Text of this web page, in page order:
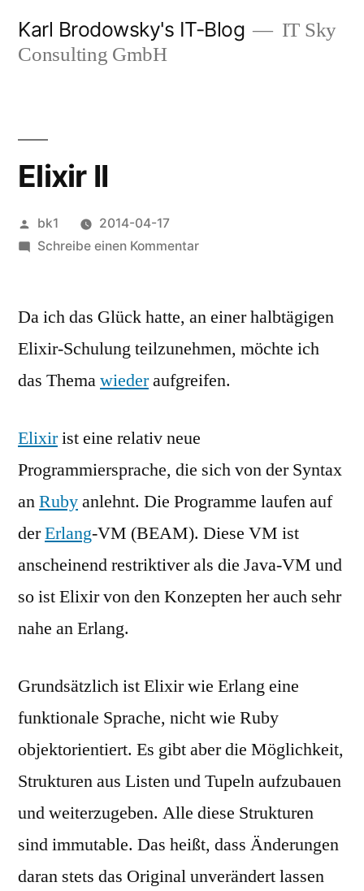
Inhalt
Karl Brodowsky's IT-Blog
IT Sky
Consulting GmbH
Elixir II
Veröffentlicht
von
bk1
2014-04-17
Schreibe einen Kommentarzu
Da ich das Glück hatte, an einer halbtägigen
Elixir-Schulung teilzunehmen, möchte ich
das Themawiederaufgreifen.
Elixirist eine relativ neue
Programmiersprache, die sich von der Syntax
anRubyanlehnt. Die Programme laufen auf
derErlang-VM (BEAM). Diese VM ist
anscheinend restriktiver als die Java-VM und
so ist Elixir von den Konzepten her auch sehr
nahe an Erlang.
Grundsätzlich ist Elixir wie Erlang eine
funktionale Sprache, nicht wie Ruby
objektorientiert. Es gibt aber die Möglichkeit,
Strukturen aus Listen und Tupeln aufzubauen
und weiterzugeben. Alle diese Strukturen
sind immutable. Das heißt, dass Änderungen
daran stets das Original unverändert lassen